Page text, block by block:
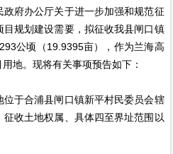
府办公厅关于进一步加强和规范征
规划建设需要，拟征收我县闸口镇
公顷（19.9395亩），作为兰海高
地。现将有关事项预告如下：
于合浦县闸口镇新平村民委员会辖
收土地权属、具体四至界址范围以